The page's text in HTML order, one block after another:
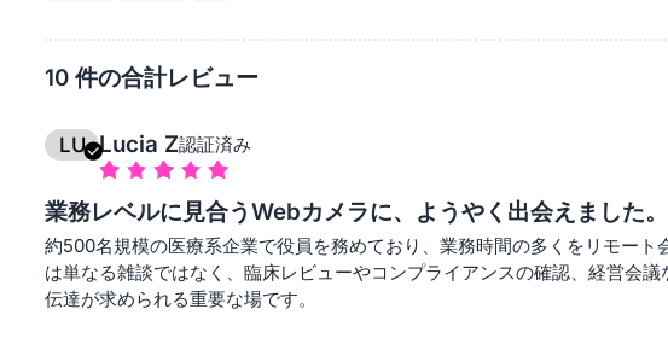
10 件の合計レビュー
LU Lucia Z認証済み
業務レベルに見合うWebカメラに、ようやく出会えました。
約500名規模の医療系企業で役員を務めており、業務時間の多くをリモート
は単なる雑談ではなく、臨床レビューやコンプライアンスの確認、経営会
伝達が求められる重要な場です。